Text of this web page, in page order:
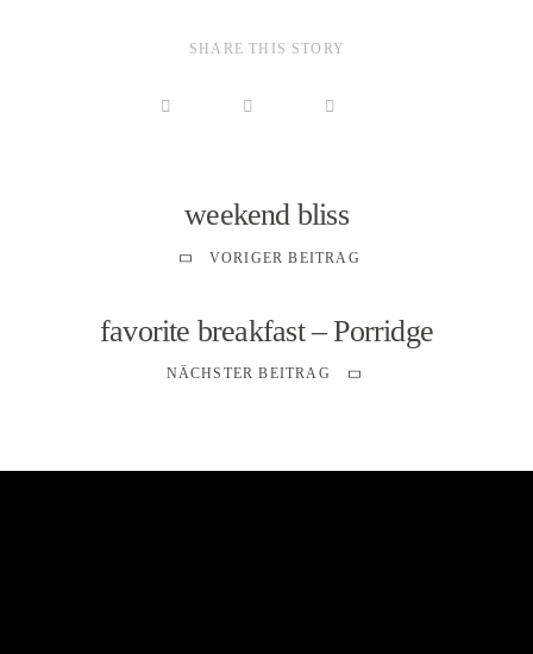
SHARE THIS STORY
weekend bliss
VORIGER BEITRAG
favorite breakfast – Porridge
NÄCHSTER BEITRAG